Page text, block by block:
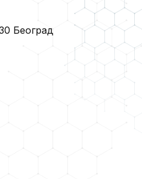
Београд